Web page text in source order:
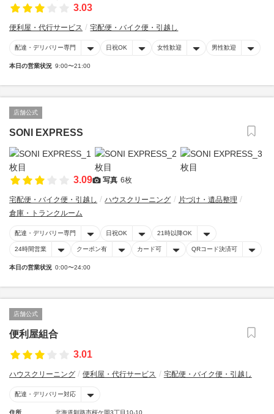
3.03
便利屋・代行サービス 宅配便・バイク便・引越し
配達・デリバリー専門 日祝OK 女性歓迎 男性歓迎
本日の営業状況 9:00〜21:00
店舗公式
SONI EXPRESS
3.09 写真 6枚
宅配便・バイク便・引越し ハウスクリーニング
片づけ・遺品整理
倉庫・トランクルーム
配達・デリバリー専門 日祝OK 21時以降OK
24時間営業 クーポン有 カード可 QRコード決済可
本日の営業状況 0:00〜24:00
店舗公式
便利屋組合
3.01
ハウスクリーニング 便利屋・代行サービス 宅配便・バイク便・引越し
配達・デリバリー対応
住所 北海道釧路市桜ケ岡3丁目10-10